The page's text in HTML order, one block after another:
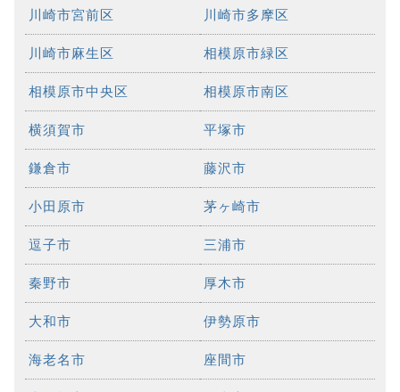
川崎市宮前区 川崎市多摩区
川崎市麻生区 相模原市緑区
相模原市中央区 相模原市南区
横須賀市 平塚市
鎌倉市 藤沢市
小田原市 茅ヶ崎市
逗子市 三浦市
秦野市 厚木市
大和市 伊勢原市
海老名市 座間市